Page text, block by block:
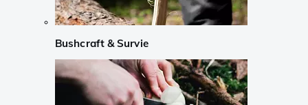
Bushcraft & Survie